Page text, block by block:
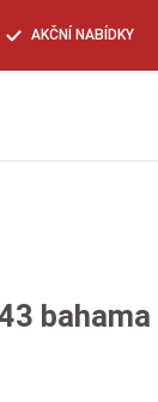
AKČNÍ NABÍDKY